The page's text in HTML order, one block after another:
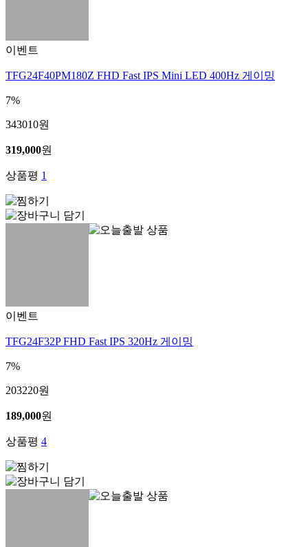
이벤트
TFG24F40PM180Z FHD Fast IPS Mini LED 400Hz 게이밍
7%
343010원
319,000원
상품평 1
이벤트
TFG24F32P FHD Fast IPS 320Hz 게이밍
7%
203220원
189,000원
상품평 4